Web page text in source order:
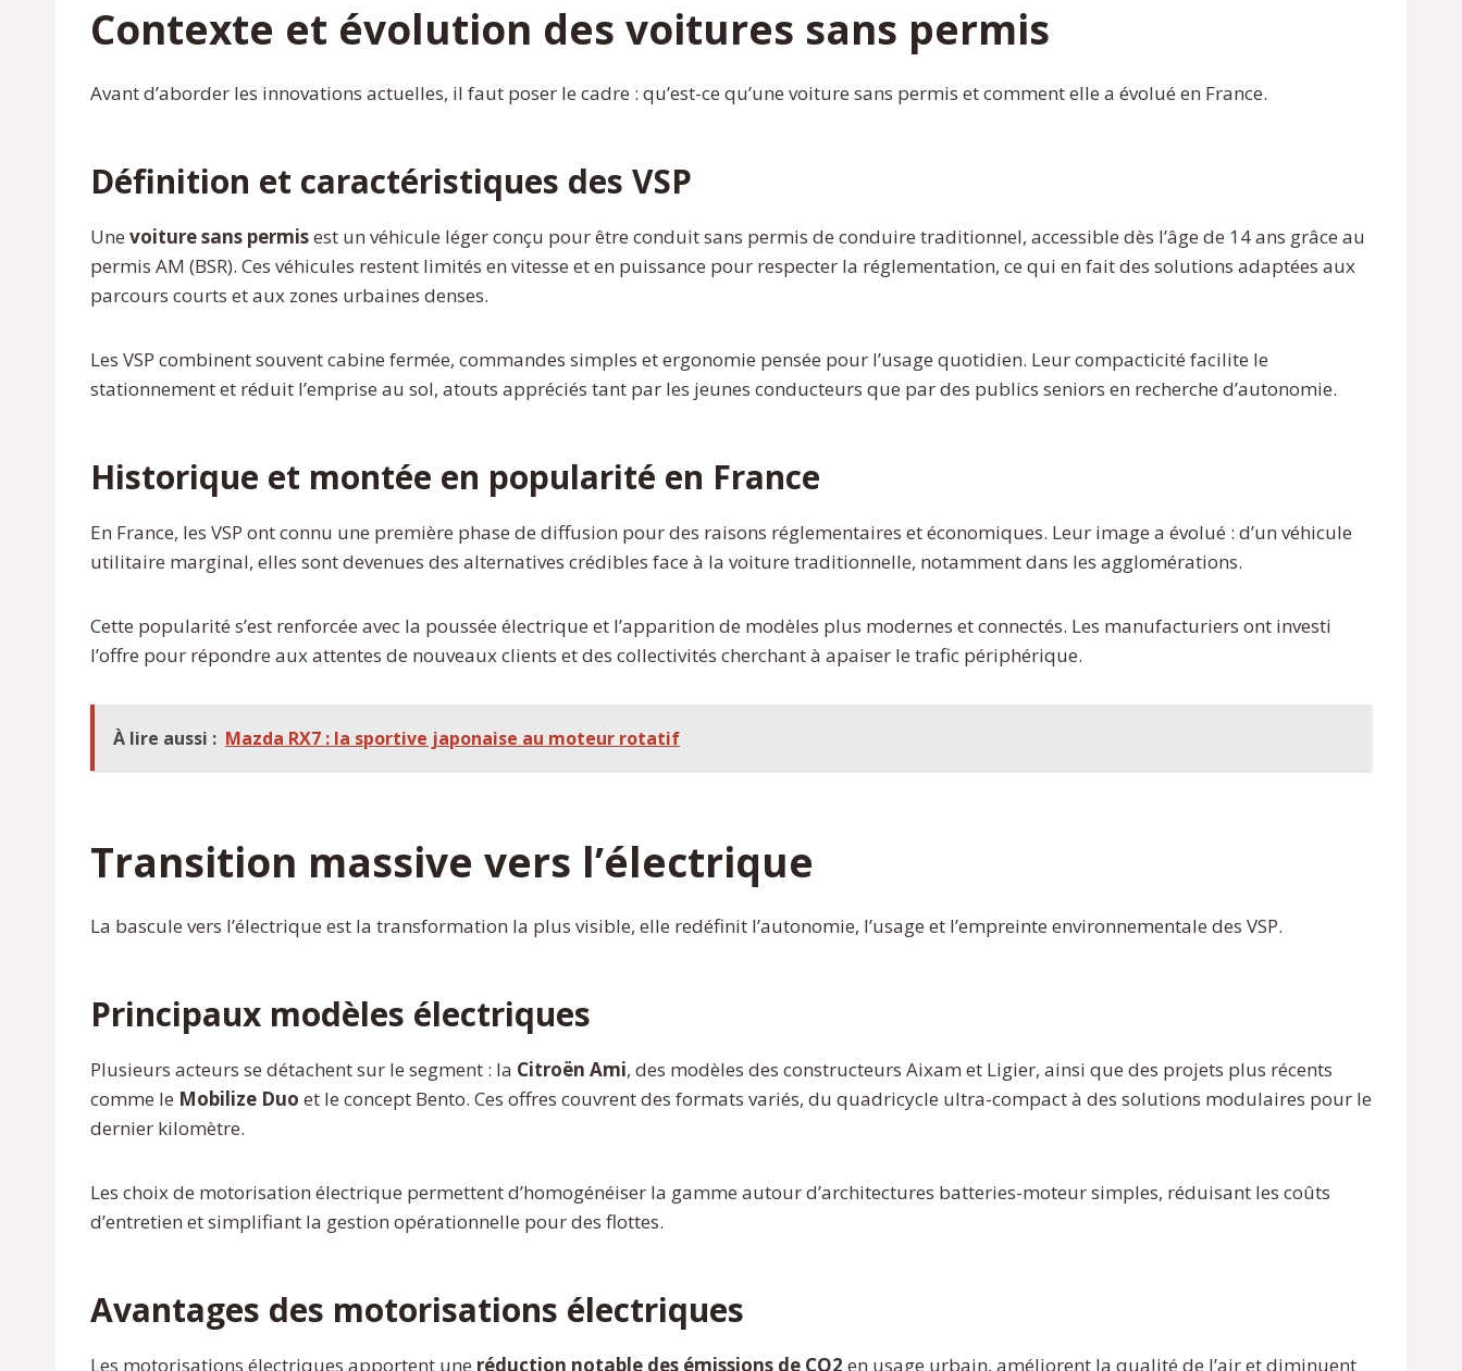
Contexte et évolution des voitures sans permis
Avant d’aborder les innovations actuelles, il faut poser le cadre : qu’est-ce qu’une voiture sans permis et comment elle a évolué en France.
Définition et caractéristiques des VSP
Une voiture sans permisest un véhicule léger conçu pour être conduit sans permis de conduire traditionnel, accessible dès l’âge de 14 ans grâce au
permis AM (BSR). Ces véhicules restent limités en vitesse et en puissance pour respecter la réglementation, ce qui en fait des solutions adaptées aux
parcours courts et aux zones urbaines denses.
Les VSP combinent souvent cabine fermée, commandes simples et ergonomie pensée pour l’usage quotidien. Leur compacticité facilite le
stationnement et réduit l’emprise au sol, atouts appréciés tant par les jeunes conducteurs que par des publics seniors en recherche d’autonomie.
Historique et montée en popularité en France
En France, les VSP ont connu une première phase de diffusion pour des raisons réglementaires et économiques. Leur image a évolué : d’un véhicule
utilitaire marginal, elles sont devenues des alternatives crédibles face à la voiture traditionnelle, notamment dans les agglomérations.
Cette popularité s’est renforcée avec la poussée électrique et l’apparition de modèles plus modernes et connectés. Les manufacturiers ont investi
l’offre pour répondre aux attentes de nouveaux clients et des collectivités cherchant à apaiser le trafic périphérique.
À lire aussi : Mazda RX7 : la sportive japonaise au moteur rotatif
Transition massive vers l’électrique
La bascule vers l’électrique est la transformation la plus visible, elle redéfinit l’autonomie, l’usage et l’empreinte environnementale des VSP.
Principaux modèles électriques
Plusieurs acteurs se détachent sur le segment : la Citroën Ami, des modèles des constructeurs Aixam et Ligier, ainsi que des projets plus récents
comme le Mobilize Duo et le concept Bento. Ces offres couvrent des formats variés, du quadricycle ultra-compact à des solutions modulaires pour le
dernier kilomètre.
Les choix de motorisation électrique permettent d’homogénéiser la gamme autour d’architectures batteries-moteur simples, réduisant les coûts
d’entretien et simplifiant la gestion opérationnelle pour des flottes.
Avantages des motorisations électriques
Les motorisations électriques apportent une réduction notable des émissions de CO2 en usage urbain, améliorent la qualité de l’air et diminuent